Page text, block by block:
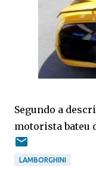
Segundo a
motorista bateu
LAMBORGHINI